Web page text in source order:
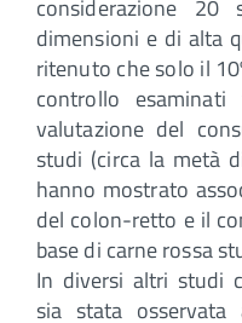
considerazione
dimensioni e di alta
ritenuto che solo il
controllo
valutazione del
studi (circa la metà
hanno mostrato
del colon-retto e il
base di carne rossa
In diversi altri studi
sia stata osservata